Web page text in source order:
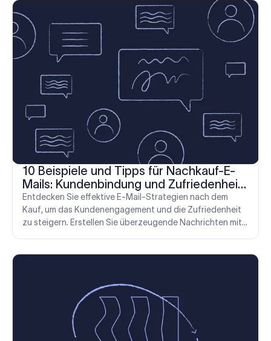
10 Beispiele und Tipps für Nachkauf-E-
Mails: Kundenbindung und Zufriedenheit
steigern
Entdecken Sie effektive E-Mail-Strategien nach dem
Kauf, um das Kundenengagement und die Zufriedenheit
zu steigern. Erstellen Sie überzeugende Nachrichten mit